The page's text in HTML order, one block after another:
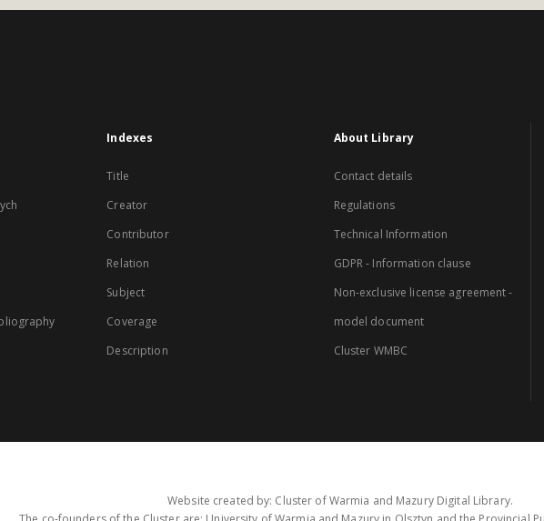
Indexes
Title
Creator
Contributor
Relation
Subject
Coverage
Description
About Library
Contact details
Regulations
Technical Information
GDPR - Information clause
Non-exclusive license agreement -
model document
Cluster WMBC
Website created by: Cluster of Warmia and Mazury Digital Library.